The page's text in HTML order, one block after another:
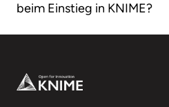
beim Einstieg in KNIME?
Footer